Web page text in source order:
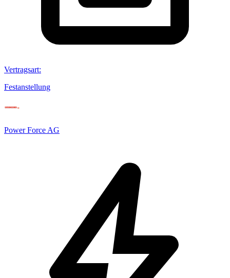
Vertragsart:
Festanstellung
Power Force AG